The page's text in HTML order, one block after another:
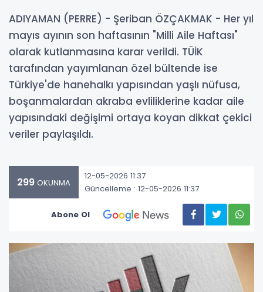
ADIYAMAN (PERRE) - Şeriban ÖZÇAKMAK - Her yıl
mayıs ayının son haftasının "Milli Aile Haftası"
olarak kutlanmasına karar verildi. TÜİK
tarafından yayımlanan özel bültende ise
Türkiye'de hanehalkı yapısından yaşlı nüfusa,
boşanmalardan akraba evliliklerine kadar aile
yapısındaki değişimi ortaya koyan dikkat çekici
veriler paylaşıldı.
299 OKUNMA
12-05-2026 11:37
Güncelleme : 12-05-2026 11:37
Abone Ol